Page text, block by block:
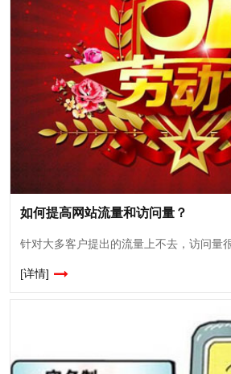
如何提高网站流量和访问量？
[详情]